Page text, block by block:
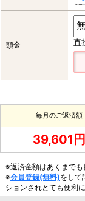
頭金 直
毎月のご返済額
39,601円
※返済金額はあくまでも
※会員登録(無料)をして
ションされとても便利に